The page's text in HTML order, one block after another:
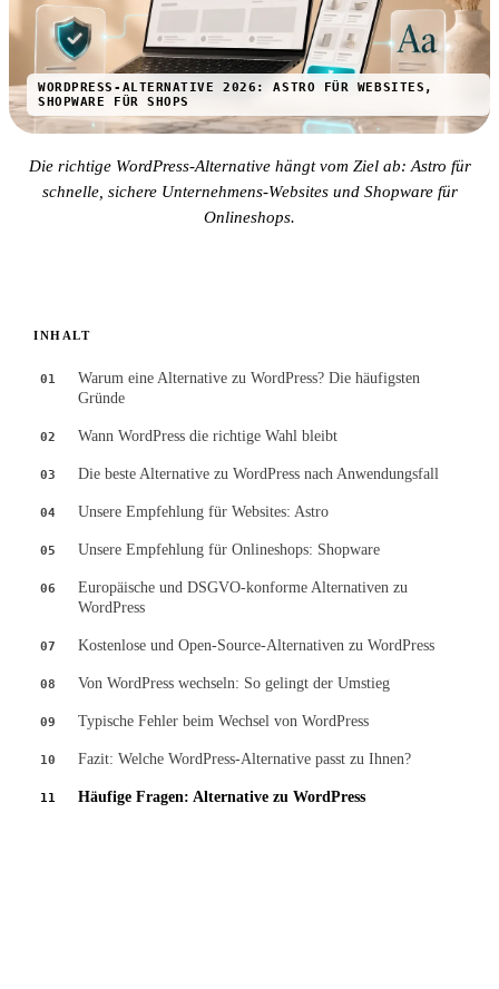
WORDPRESS-ALTERNATIVE 2026: ASTRO FÜR WEBSITES,
SHOPWARE FÜR SHOPS
Die richtige WordPress-Alternative hängt vom Ziel ab: Astro für
schnelle, sichere Unternehmens-Websites und Shopware für
Onlineshops.
INHALT
01
Warum eine Alternative zu WordPress? Die häufigsten
Gründe
02 Wann WordPress die richtige Wahl bleibt
03 Die beste Alternative zu WordPress nach Anwendungsfall
04 Unsere Empfehlung für Websites: Astro
05 Unsere Empfehlung für Onlineshops: Shopware
06
Europäische und DSGVO-konforme Alternativen zu
WordPress
07 Kostenlose und Open-Source-Alternativen zu WordPress
08 Von WordPress wechseln: So gelingt der Umstieg
09 Typische Fehler beim Wechsel von WordPress
10 Fazit: Welche WordPress-Alternative passt zu Ihnen?
11 Häufige Fragen: Alternative zu WordPress